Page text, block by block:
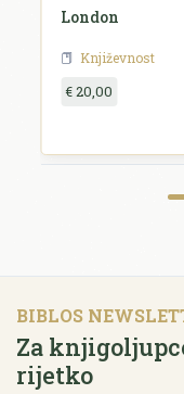
London
Književnost
€ 20,00
BIBLOS
Za
rijetko